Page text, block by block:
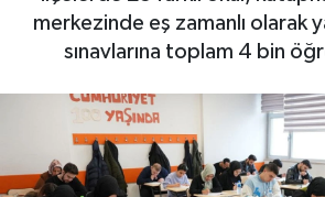
merkezinde eş zamanlı olarak
sınavlarına toplam 4 bin